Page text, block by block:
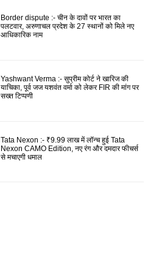
Border dispute :- चीन के दावों पर भारत का
पलटवार, अरुणाचल प्रदेश के 27 स्थानों को मिले नए
आधिकारिक नाम
Yashwant Verma :- सुप्रीम कोर्ट ने खारिज की
याचिका, पूर्व जज यशवंत वर्मा को लेकर FIR की मांग पर
सख्त टिप्पणी
Tata Nexon :- ₹9.99 लाख में लॉन्च हुई Tata
Nexon CAMO Edition, नए रंग और दमदार फीचर्स
से मचाएगी धमाल